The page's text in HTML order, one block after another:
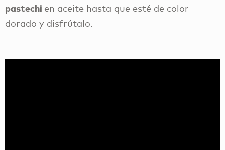
pastechi en aceite hasta que esté de color
dorado y disfrútalo.